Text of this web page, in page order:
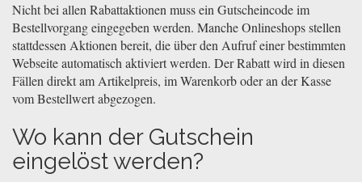
Nicht bei allen Rabattaktionen muss ein Gutscheincode im
Bestellvorgang eingegeben werden. Manche Onlineshops stellen
stattdessen Aktionen bereit, die über den Aufruf einer bestimmten
Webseite automatisch aktiviert werden. Der Rabatt wird in diesen
Fällen direkt am Artikelpreis, im Warenkorb oder an der Kasse
vom Bestellwert abgezogen.
Wo kann der Gutschein
eingelöst werden?